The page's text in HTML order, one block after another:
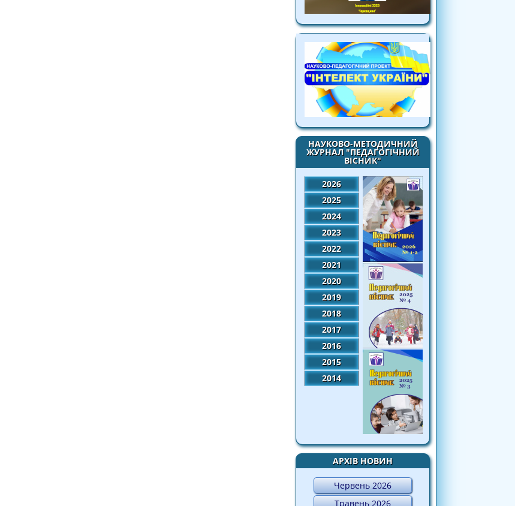
НАУКОВО-МЕТОДИЧНИЙ
ЖУРНАЛ "ПЕДАГОГІЧНИЙ
ВІСНИК"
2026
2025
2024
2023
2022
2021
2020
2019
2018
2017
2016
2015
2014
АРХІВ НОВИН
Червень 2026
Травень 2026